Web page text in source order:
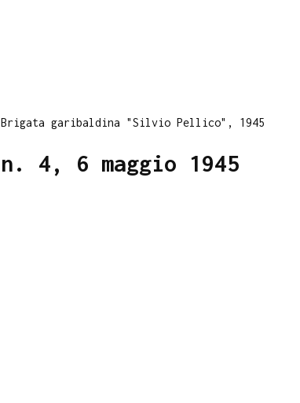
Brigata garibaldina "Silvio Pellico", 1945
n. 4, 6 maggio 1945